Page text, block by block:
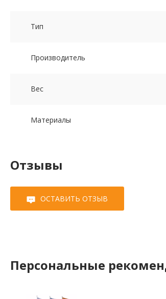
Тип
Производитель
Вес
Материалы
Отзывы
ОСТАВИТЬ ОТЗЫВ
Персональные